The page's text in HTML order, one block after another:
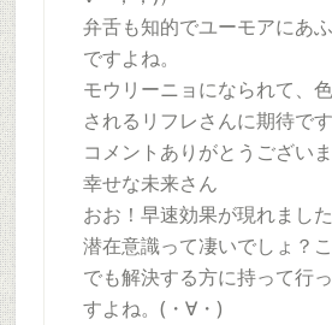
弁舌も知的でユーモアにあ
ですよね。
モウリーニョになられて、
されるリフレさんに期待で
コメントありがとうございま
幸せな未来さん
おお！早速効果が現れまし
潜在意識って凄いでしょ？
でも解決する方に持って行
すよね。(・∀・)